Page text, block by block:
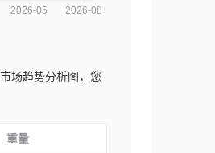
市场趋势分析图，您
重量